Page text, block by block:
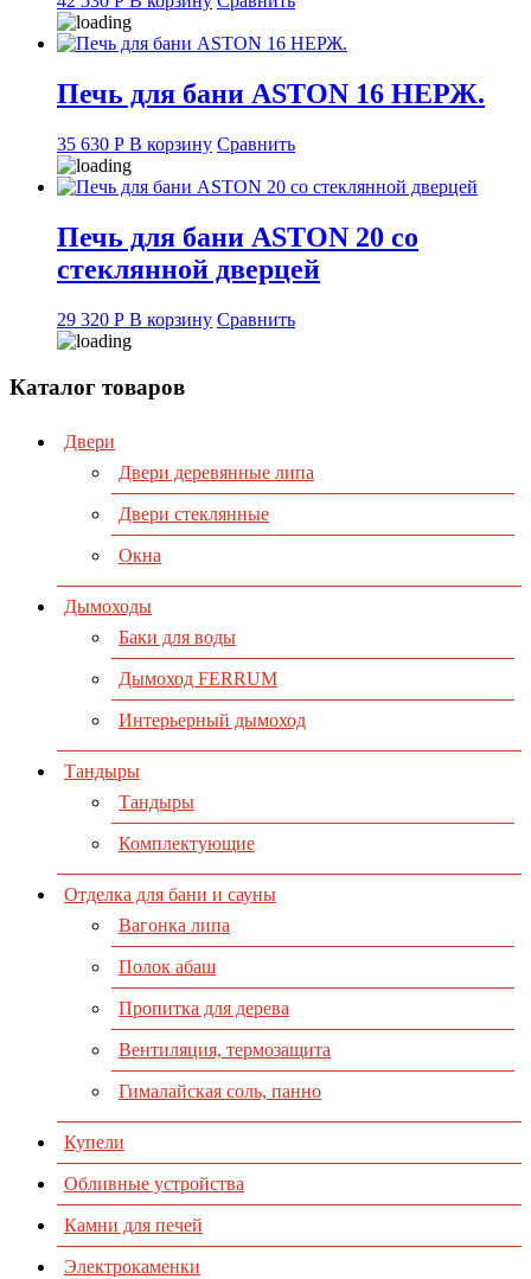
Печь для бани ASTON 16 НЕРЖ.
35 630 Р В корзину Сравнить
Печь для бани ASTON 20 со
стеклянной дверцей
29 320 Р В корзину Сравнить
Каталог товаров
Двери
Двери деревянные липа
Двери стеклянные
Окна
Дымоходы
Баки для воды
Дымоход FERRUM
Интерьерный дымоход
Тандыры
Тандыры
Комплектующие
Отделка для бани и сауны
Вагонка липа
Полок абаш
Пропитка для дерева
Вентиляция, термозащита
Гималайская соль, панно
Купели
Обливные устройства
Камни для печей
Электрокаменки